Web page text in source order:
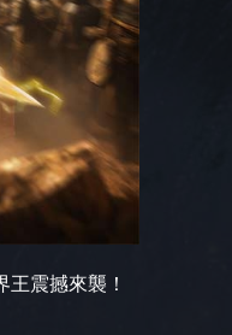
震撼來襲！